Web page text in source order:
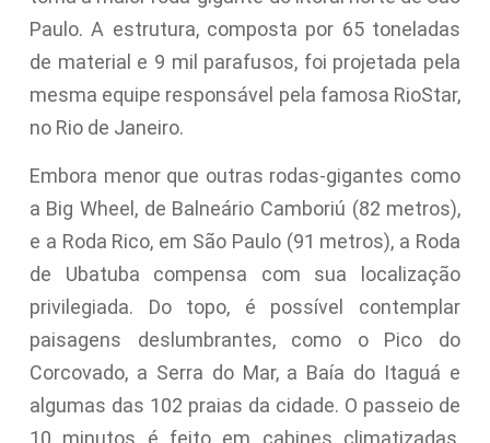
Paulo. A estrutura, composta por 65 toneladas
de material e 9 mil parafusos, foi projetada pela
mesma equipe responsável pela famosa RioStar,
no Rio de Janeiro.
Embora menor que outras rodas-gigantes como
a Big Wheel, de Balneário Camboriú (82 metros),
e a Roda Rico, em São Paulo (91 metros), a Roda
de Ubatuba compensa com sua localização
privilegiada. Do topo, é possível contemplar
paisagens deslumbrantes, como o Pico do
Corcovado, a Serra do Mar, a Baía do Itaguá e
algumas das 102 praias da cidade. O passeio de
10 minutos é feito em cabines climatizadas,